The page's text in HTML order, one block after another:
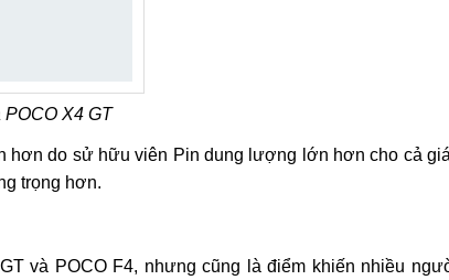
POCO X4 GT
hơn do sử hữu viên Pin dung lượng lớn hơn cho cả
trọng hơn.
và POCO F4, nhưng cũng là điểm khiến nhiều